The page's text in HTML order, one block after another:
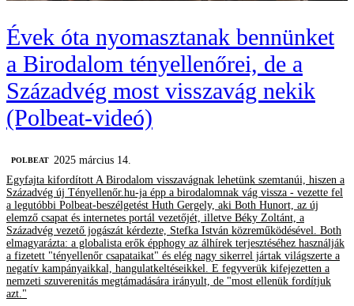
Évek óta nyomasztanak bennünket
a Birodalom tényellenőrei, de a
Századvég most visszavág nekik
(Polbeat-videó)
‎POLBEAT 2025 március 14.
Egyfajta kifordított A Birodalom visszavágnak lehetünk szemtanúi, hiszen a
Századvég új Tényellenőr.hu-ja épp a birodalomnak vág vissza - vezette fel
a legutóbbi Polbeat-beszélgetést Huth Gergely, aki Both Hunort, az új
elemző csapat és internetes portál vezetőjét, illetve Béky Zoltánt, a
Századvég vezető jogászát kérdezte, Stefka István közreműködésével. Both
elmagyarázta: a globalista erők épphogy az álhírek terjesztéséhez használják
a fizetett "tényellenőr csapataikat" és elég nagy sikerrel jártak világszerte a
negatív kampányaikkal, hangulatkeltéseikkel. E fegyverük kifejezetten a
nemzeti szuverenitás megtámadására irányult, de "most ellenük fordítjuk
azt."